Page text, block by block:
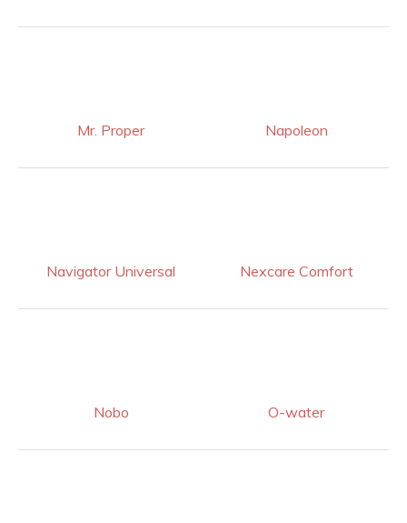
Mr. Proper Napoleon
Navigator Universal Nexcare Comfort
Nobo O-water